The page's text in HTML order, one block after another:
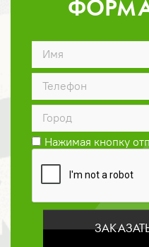
Нажимая кнопку
согласие на